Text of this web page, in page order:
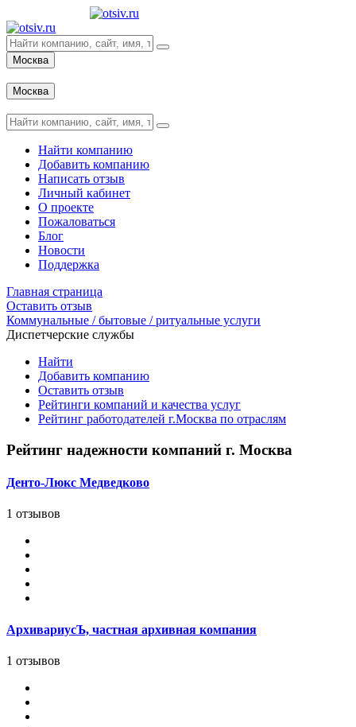
Москва
Москва
Найти компанию
Добавить компанию
Написать отзыв
Личный кабинет
О проекте
Пожаловаться
Блог
Новости
Поддержка
Главная страница
Оставить отзыв
Коммунальные / бытовые / ритуальные услуги
Диспетчерские службы
Найти
Добавить компанию
Оставить отзыв
Рейтинги компаний и качества услуг
Рейтинг работодателей г.Москва по отраслям
Рейтинг надежности компаний г. Москва
Денто-Люкс Медведково
1 отзывов
АрхивариусЪ, частная архивная компания
1 отзывов